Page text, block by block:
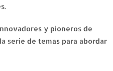
y pioneros de
serie de temas para abordar